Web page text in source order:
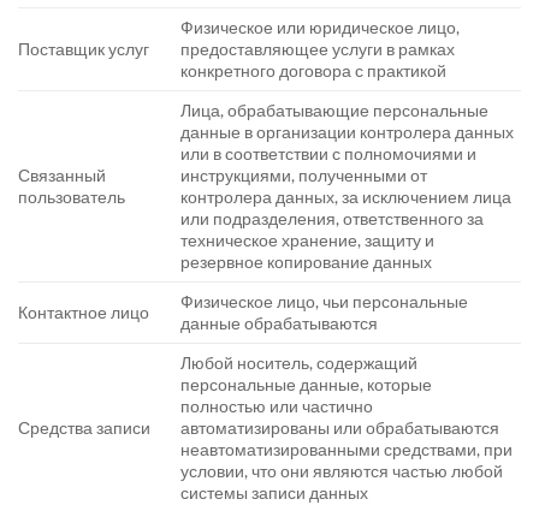
Поставщик услуг
Физическое или юридическое лицо,
предоставляющее услуги в рамках
конкретного договора с практикой
Связанный
пользователь
Лица, обрабатывающие персональные
данные в организации контролера данных
или в соответствии с полномочиями и
инструкциями, полученными от
контролера данных, за исключением лица
или подразделения, ответственного за
техническое хранение, защиту и
резервное копирование данных
Контактное лицо
Физическое лицо, чьи персональные
данные обрабатываются
Средства записи
Любой носитель, содержащий
персональные данные, которые
полностью или частично
автоматизированы или обрабатываются
неавтоматизированными средствами, при
условии, что они являются частью любой
системы записи данных